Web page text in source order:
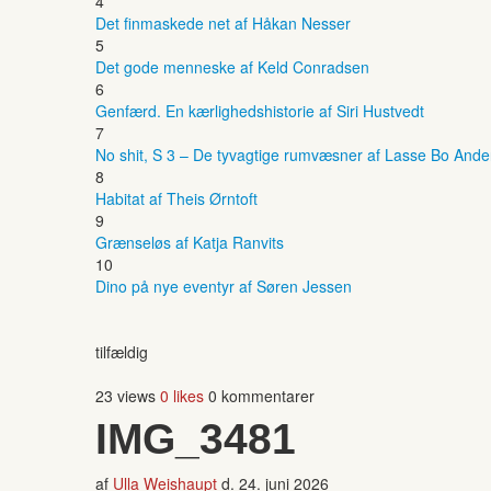
Det finmaskede net af Håkan Nesser
5
Det gode menneske af Keld Conradsen
6
Genfærd. En kærlighedshistorie af Siri Hustvedt
7
No shit, S 3 – De tyvagtige rumvæsner af Lasse Bo
8
Habitat af Theis Ørntoft
9
Grænseløs af Katja Ranvits
10
Dino på nye eventyr af Søren Jessen
tilfældig
23 views 0 likes 0 kommentarer
IMG_3481
af Ulla Weishaupt d. 24. juni 2026